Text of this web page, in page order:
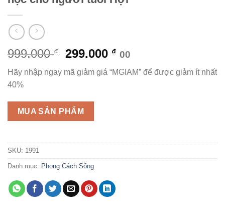
999.000₫
Giá
gốc
là:
299.000 ₫Giá
tại
00
Hãy nhập ngay mã giảm giá “MGIAM” để được giảm ít nhất
40%
MUA SẢN PHẨM
SKU: 1991
Danh mục: Phong Cách Sống